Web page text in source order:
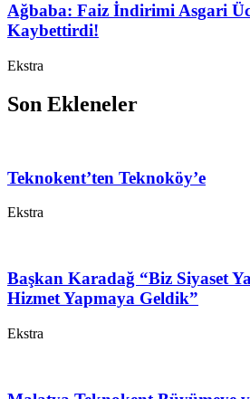
Ağbaba: Faiz İndirimi Asgari
Kaybettirdi!
Ekstra
Son Ekleneler
Teknokent’ten Teknoköy’e
Ekstra
Başkan Karadağ “Biz Siyaset
Hizmet Yapmaya Geldik”
Ekstra